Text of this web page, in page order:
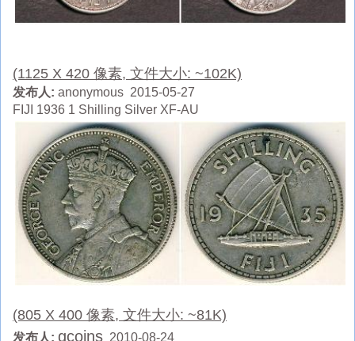
(1125 X 420 像素, 文件大小: ~102K)
发布人: anonymous 2015-05-27
FIJI 1936 1 Shilling Silver XF-AU
(805 X 400 像素, 文件大小: ~81K)
发布人: gcoins 2010-08-24